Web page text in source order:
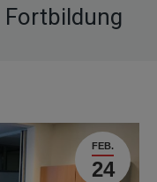
Fortbildung
FEB.
24